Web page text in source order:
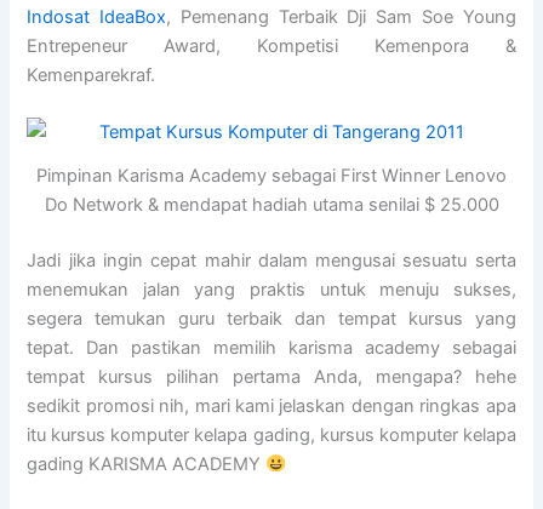
Indosat IdeaBox, Pemenang Terbaik Dji Sam Soe Young
Entrepeneur Award, Kompetisi Kemenpora &
Kemenparekraf.
Pimpinan Karisma Academy sebagai First Winner Lenovo
Do Network & mendapat hadiah utama senilai $ 25.000
Jadi jika ingin cepat mahir dalam mengusai sesuatu serta
menemukan jalan yang praktis untuk menuju sukses,
segera temukan guru terbaik dan tempat kursus yang
tepat. Dan pastikan memilih karisma academy sebagai
tempat kursus pilihan pertama Anda, mengapa? hehe
sedikit promosi nih, mari kami jelaskan dengan ringkas apa
itu kursus komputer kelapa gading, kursus komputer kelapa
gading KARISMA ACADEMY